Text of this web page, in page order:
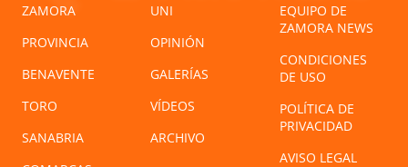
ZAMORA
PROVINCIA
BENAVENTE
TORO
SANABRIA
UNI
OPINIÓN
GALERÍAS
VÍDEOS
ARCHIVO
EQUIPO DE
ZAMORA NEWS
CONDICIONES
DE USO
POLÍTICA DE
PRIVACIDAD
AVISO LEGAL